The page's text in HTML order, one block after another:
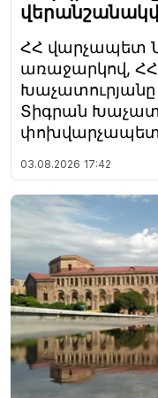
ՀՀ վարչապետ
առաջարկով,
Խաչատուրյանը
Տիգրան
03.08.2026 17:42